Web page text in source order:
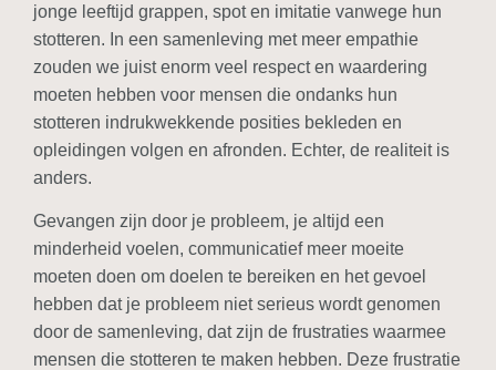
jonge leeftijd grappen, spot en imitatie vanwege hun
stotteren. In een samenleving met meer empathie
zouden we juist enorm veel respect en waardering
moeten hebben voor mensen die ondanks hun
stotteren indrukwekkende posities bekleden en
opleidingen volgen en afronden. Echter, de realiteit is
anders.
Gevangen zijn door je probleem, je altijd een
minderheid voelen, communicatief meer moeite
moeten doen om doelen te bereiken en het gevoel
hebben dat je probleem niet serieus wordt genomen
door de samenleving, dat zijn de frustraties waarmee
mensen die stotteren te maken hebben. Deze frustratie